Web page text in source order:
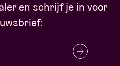
en schrijf je in voor